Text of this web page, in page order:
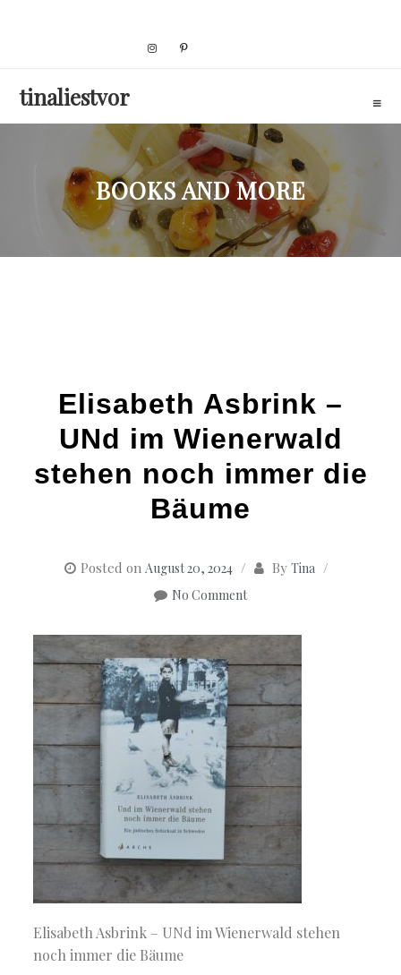
tinaliestvor
BOOKS AND MORE
Elisabeth Asbrink –
UNd im Wienerwald
stehen noch immer die
Bäume
Posted on August 20, 2024 By Tina
No Comment
Elisabeth Asbrink – UNd im Wienerwald stehen
noch immer die Bäume